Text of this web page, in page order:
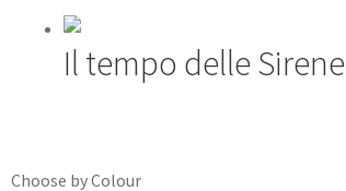
Il tempo delle Sirene
Choose by Colour